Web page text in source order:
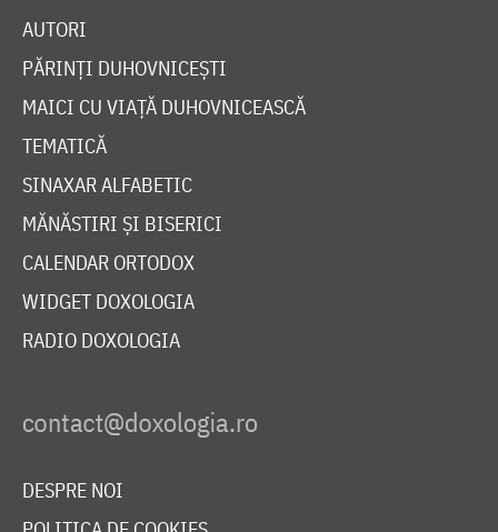
AUTORI
PĂRINȚI DUHOVNICEȘTI
MAICI CU VIAȚĂ DUHOVNICEASCĂ
TEMATICĂ
SINAXAR ALFABETIC
MĂNĂSTIRI ȘI BISERICI
CALENDAR ORTODOX
WIDGET DOXOLOGIA
RADIO DOXOLOGIA
DESPRE NOI